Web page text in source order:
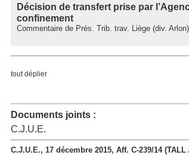
Décision de transfert prise par
confinement
Commentaire de Prés. Trib. trav. Liège (div.
tout déplier
Documents joints :
C.J.U.E.
C.J.U.E., 17 décembre 2015, Aff. C-239/14